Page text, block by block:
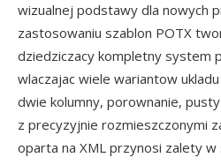
wizualnej podstawy dla nowych
zastosowaniu szablon POTX
dziedziczacy kompletny system
wlaczajac wiele wariantow
dwie kolumny, porownanie,
z precyzyjnie rozmieszczonymi
oparta na XML przynosi zalety